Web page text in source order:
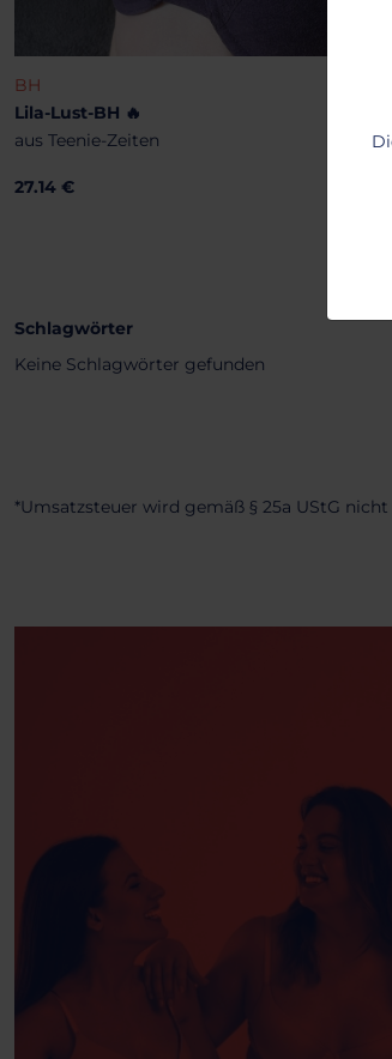
BH
Lila-Lust-BH 🔥
aus Teenie-Zeiten
27.14 €
Schlagwörter
Keine Schlagwörter gefunden
*Umsatzsteuer wird gemäß § 25a UStG nicht